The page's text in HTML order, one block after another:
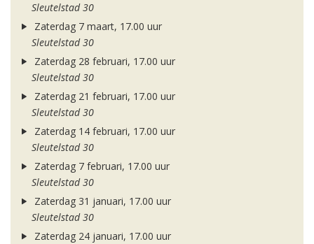
Sleutelstad 30
Zaterdag 7 maart, 17.00 uur
Sleutelstad 30
Zaterdag 28 februari, 17.00 uur
Sleutelstad 30
Zaterdag 21 februari, 17.00 uur
Sleutelstad 30
Zaterdag 14 februari, 17.00 uur
Sleutelstad 30
Zaterdag 7 februari, 17.00 uur
Sleutelstad 30
Zaterdag 31 januari, 17.00 uur
Sleutelstad 30
Zaterdag 24 januari, 17.00 uur